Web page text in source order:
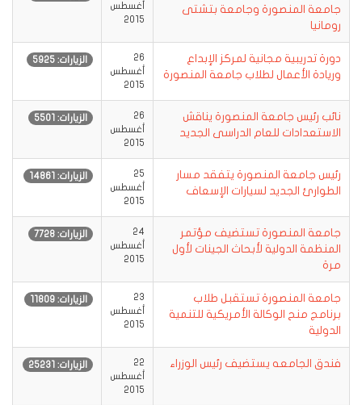
جامعة المنصورة وجامعة بتشتى
رومانيا
أغسطس
2015
دورة تدريبية مجانية لمركز الإبداع
وريادة الأعمال لطلاب جامعة المنصورة
26
أغسطس
2015
الزيارات: 5925
نائب رئيس جامعة المنصورة يناقش
الاستعدادات للعام الدراسى الجديد
26
أغسطس
2015
الزيارات: 5501
رئيس جامعة المنصورة يتفقد مسار
الطوارئ الجديد لسيارات الإسعاف
25
أغسطس
2015
الزيارات: 14861
جامعة المنصورة تستضيف مؤتمر
المنظمة الدولية لأبحاث الجينات لأول
مرة
24
أغسطس
2015
الزيارات: 7728
جامعة المنصورة تستقبل طلاب
برنامج منح الوكالة الأمريكية للتنمية
الدولية
23
أغسطس
2015
الزيارات: 11809
فندق الجامعه يستضيف رئيس الوزراء
22
أغسطس
2015
الزيارات: 25231